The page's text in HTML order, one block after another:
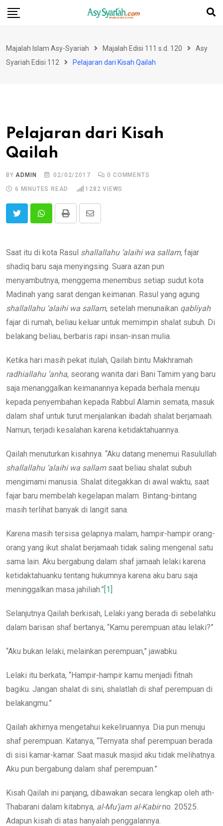
Skip
Majalah Islam Asy-Syariah Majalah Edisi 111 s.d. 120
Asy
Syariah Edisi 112
Pelajaran dari Kisah Qailah
Pelajaran dari Kisah
Qailah
BY ADMIN 02/02/2017 0 COMMENTS
6 MINUTES READ
1282 VIEWS
Print
Share
Email
Saat itu di kota Rasul shallallahu ‘alaihi wa sallam, fajar
shadiq baru saja menyingsing. Suara azan pun
menyambutnya, menggema menembus setiap sudut kota
Madinah yang sarat dengan keimanan. Rasul yang agung
shallallahu ‘alaihi wa sallam, setelah menunaikan qabliyah
fajar di rumah, beliau keluar untuk memimpin shalat subuh. Di
belakang beliau, berbaris rapi insan-insan mulia.
Ketika hari masih pekat itulah, Qailah bintu Makhramah
radhiallahu ‘anha, seorang wanita dari Bani Tamim yang baru
saja menanggalkan keimanannya kepada berhala menuju
kepada penyembahan kepada Rabbul Alamin semata, masuk
dalam shaf untuk turut menjalankan ibadah shalat berjamaah.
Namun, terjadi kesalahan karena ketidaktahuannya.
Qailah menuturkan kisahnya. “Aku datang menemui Rasulullah
shallallahu ‘alaihi wa sallamsaat beliau shalat subuh
mengimami manusia. Shalat ditegakkan di awal waktu, saat
fajar baru membelah kegelapan malam. Bintang-bintang
masih terlihat banyak di langit sana.
Karena masih tersisa gelapnya malam, hampir-hampir orang-
orang yang ikut shalat berjamaah tidak saling mengenal satu
sama lain. Aku bergabung dalam shaf jamaah lelaki karena
ketidaktahuanku tentang hukumnya karena aku baru saja
meninggalkan masa jahiliah.”[1]
Selanjutnya Qailah berkisah, Lelaki yang berada di sebelahku
dalam barisan shaf bertanya, “Kamu perempuan atau lelaki?”
“Aku bukan lelaki, melainkan perempuan,” jawabku.
Lelaki itu berkata, “Hampir-hampir kamu menjadi fitnah
bagiku. Jangan shalat di sini, shalatlah di shaf perempuan di
belakangmu.”
Qailah akhirnya mengetahui kekeliruannya. Dia pun menuju
shaf perempuan. Katanya, “Ternyata shaf perempuan berada
di sisi kamar-kamar. Saat masuk masjid aku tidak melihatnya.
Aku pun bergabung dalam shaf perempuan.”
Kisah Qailah ini panjang, dibawakan secara lengkap oleh ath-
Thabarani dalam kitabnya, al-Mu’jam al-Kabirno. 20525.
Adapun kisah di atas hanyalah penggalannya.